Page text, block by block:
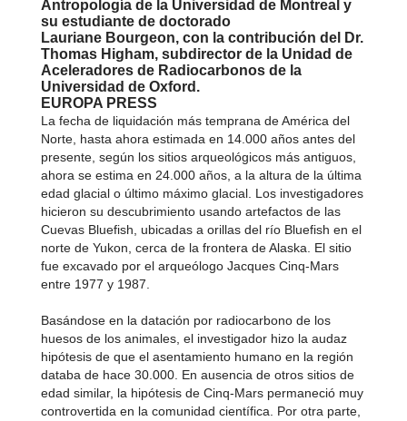
Antropología de la Universidad de Montreal y
su estudiante de doctorado
Lauriane Bourgeon, con la contribución del Dr.
Thomas Higham, subdirector de la Unidad de
Aceleradores de Radiocarbonos de la
Universidad de Oxford.
EUROPA PRESS
La fecha de liquidación más temprana de América del
Norte, hasta ahora estimada en 14.000 años antes del
presente, según los sitios arqueológicos más antiguos,
ahora se estima en 24.000 años, a la altura de la última
edad glacial o último máximo glacial. Los investigadores
hicieron su descubrimiento usando artefactos de las
Cuevas Bluefish, ubicadas a orillas del río Bluefish en el
norte de Yukon, cerca de la frontera de Alaska. El sitio
fue excavado por el arqueólogo Jacques Cinq-Mars
entre 1977 y 1987.
Basándose en la datación por radiocarbono de los
huesos de los animales, el investigador hizo la audaz
hipótesis de que el asentamiento humano en la región
databa de hace 30.000. En ausencia de otros sitios de
edad similar, la hipótesis de Cinq-Mars permaneció muy
controvertida en la comunidad científica. Por otra parte,